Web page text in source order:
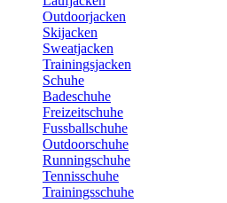
Outdoorjacken
Skijacken
Sweatjacken
Trainingsjacken
Schuhe
Badeschuhe
Freizeitschuhe
Fussballschuhe
Outdoorschuhe
Runningschuhe
Tennisschuhe
Trainingsschuhe